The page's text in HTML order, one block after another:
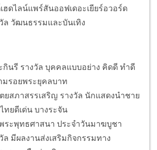
ฮดไลน์แพร์สันออฟเดอะเยียร์อวอร์ด
ล วัฒนธรรมและบันเทิง
กินรี รางวัล บุคคลแบบอย่าง คิดดี ทำดี
มรอยพระยุคลบาท
สภาสรรเสริญ รางวัล นักแสดงนำชาย
ทยดีเด่น บางระจัน
ระพุทธศาสนา ประจำวันมาฆบูชา
ล มีผลงานส่งเสริมกิจกรรมทาง